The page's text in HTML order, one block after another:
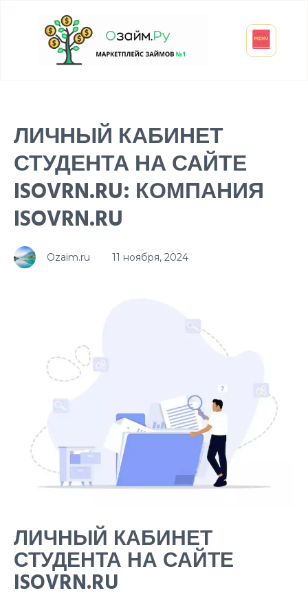
ЛИЧНЫЙ КАБИНЕТ
СТУДЕНТА НА САЙТЕ
ISOVRN.RU: КОМПАНИЯ
ISOVRN.RU
Ozaim.ru 11 ноября, 2024
ЛИЧНЫЙ КАБИНЕТ
СТУДЕНТА НА САЙТЕ
ISOVRN.RU